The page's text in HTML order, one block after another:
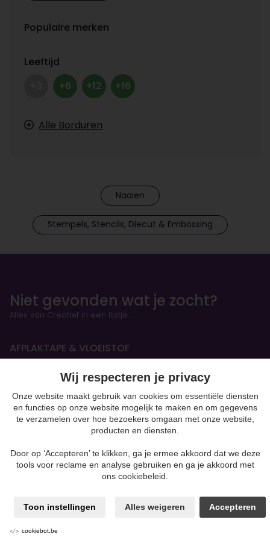
Populaire merken
Leeftijd
+6 +12 +16
Alle Borduren
Naaien
Stempels, Stencils, Diecut & Embossing
Niet gevonden wat je zocht?
Alles van Creatief in een lijstje.
AFPLAKTAPE & VLOEISTOF
HANDBOEKEN & OEFENSCHRIFTEN
Figurines
BOETSEREN & GIETEN
Beton
moulding
Silk Foam & Silk Clay
Kaarsen & Zeep maken
Wij respecteren je privacy
Onze website maakt gebruik van cookies om essentiële diensten
en functies op onze website mogelijk te maken en om gegevens
te verzamelen over hoe bezoekers omgaan met onze website,
producten en diensten.
Door op ‘Accepteren’ te klikken, ga je ermee akkoord dat we deze
tools voor reclame en analyse gebruiken en ga je akkoord met
ons cookiebeleid.
Toon instellingen Alles weigeren Accepteren
cookiebot.be